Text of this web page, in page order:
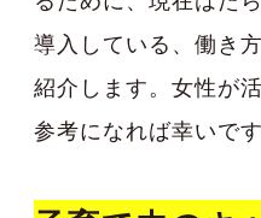
導入している、働き
紹介します。女性が
参考になれば幸いです